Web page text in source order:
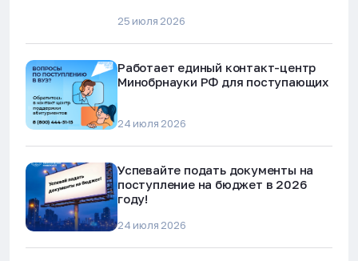
25 июля 2026
Работает единый контакт-центр
Минобрнауки РФ для поступающих
24 июля 2026
Успевайте подать документы на
поступление на бюджет в 2026
году!
24 июля 2026